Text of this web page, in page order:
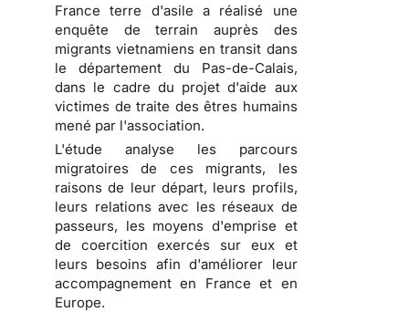
France terre d'asile a réalisé une
enquête de terrain auprès des
migrants vietnamiens en transit dans
le département du Pas-de-Calais,
dans le cadre du projet d'aide aux
victimes de traite des êtres humains
mené par l'association.
L'étude analyse les parcours
migratoires de ces migrants, les
raisons de leur départ, leurs profils,
leurs relations avec les réseaux de
passeurs, les moyens d'emprise et
de coercition exercés sur eux et
leurs besoins afin d'améliorer leur
accompagnement en France et en
Europe.